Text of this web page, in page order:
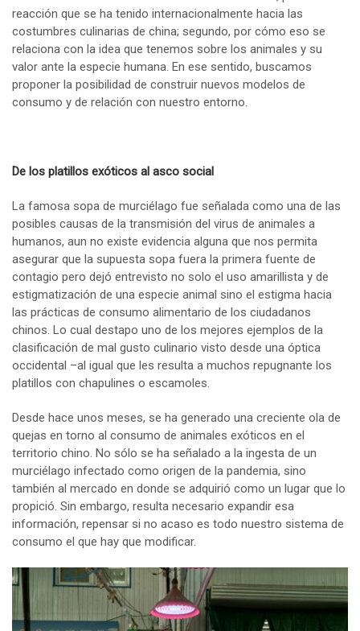
reacción que se ha tenido internacionalmente hacia las
costumbres culinarias de china; segundo, por cómo eso se
relaciona con la idea que tenemos sobre los animales y su
valor ante la especie humana. En ese sentido, buscamos
proponer la posibilidad de construir nuevos modelos de
consumo y de relación con nuestro entorno.
De los platillos exóticos al asco social
La famosa sopa de murciélago fue señalada como una de las
posibles causas de la transmisión del virus de animales a
humanos, aun no existe evidencia alguna que nos permita
asegurar que la supuesta sopa fuera la primera fuente de
contagio pero dejó entrevisto no solo el uso amarillista y de
estigmatización de una especie animal sino el estigma hacia
las prácticas de consumo alimentario de los ciudadanos
chinos. Lo cual destapo uno de los mejores ejemplos de la
clasificación de mal gusto culinario visto desde una óptica
occidental –al igual que les resulta a muchos repugnante los
platillos con chapulines o escamoles.
Desde hace unos meses, se ha generado una creciente ola de
quejas en torno al consumo de animales exóticos en el
territorio chino. No sólo se ha señalado a la ingesta de un
murciélago infectado como origen de la pandemia, sino
también al mercado en donde se adquirió como un lugar que lo
propició. Sin embargo, resulta necesario expandir esa
información, repensar si no acaso es todo nuestro sistema de
consumo el que hay que modificar.